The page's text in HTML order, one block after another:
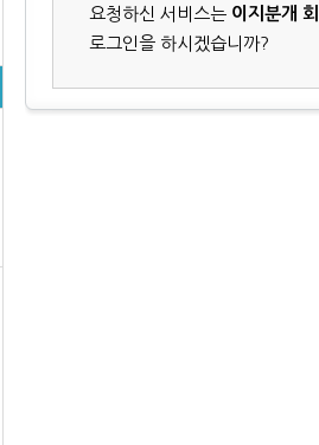
요청하신 서비스는 이지분개
로그인을 하시겠습니까?